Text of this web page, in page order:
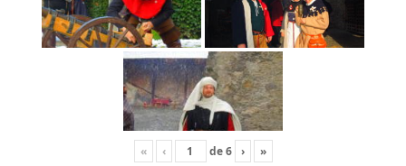
« ‹ de6 › »